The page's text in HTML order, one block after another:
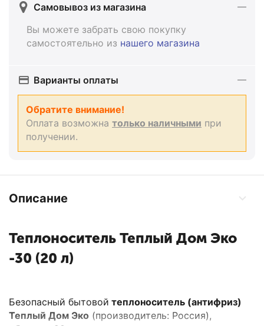
Самовывоз из магазина
Вы можете забрать свою покупку
самостоятельно из нашего магазина
Варианты оплаты
Обратите внимание!
Оплата возможна только наличными при
получении.
Описание
Теплоноситель Теплый Дом Эко
-30 (20 л)
Безопасный бытовой теплоноситель (антифриз)
Теплый Дом Эко (производитель: Россия),